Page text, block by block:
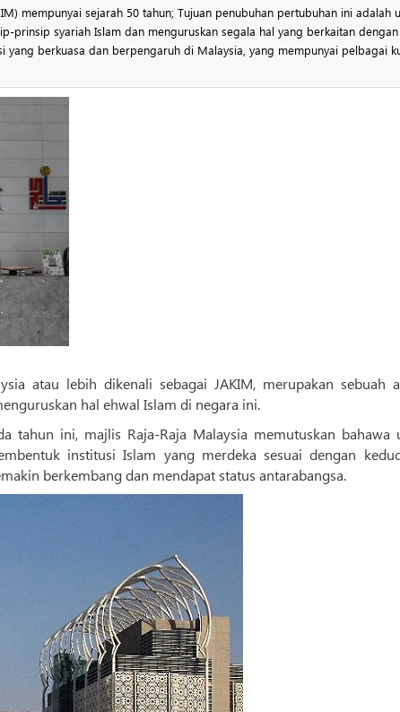
mempunyai sejarah 50 tahun; Tujuan penubuhan pertubuhan ini adalah
prinsip syariah Islam dan menguruskan segala hal yang berkaitan dengan
yang berkuasa dan berpengaruh di Malaysia, yang mempunyai pelbagai
atau lebih dikenali sebagai JAKIM, merupakan sebuah
hal ehwal Islam di negara ini.
tahun ini, majlis Raja-Raja Malaysia memutuskan bahawa
institusi Islam yang merdeka sesuai dengan
berkembang dan mendapat status antarabangsa.